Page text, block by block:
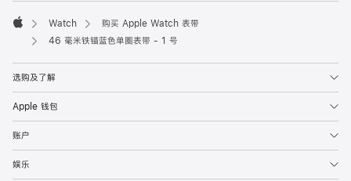
Apple
Watch
购买 Apple Watch 表带
46 毫米铁锚蓝色单圈表带 - 1 号
选购及了解
Apple 钱包
账户
娱乐